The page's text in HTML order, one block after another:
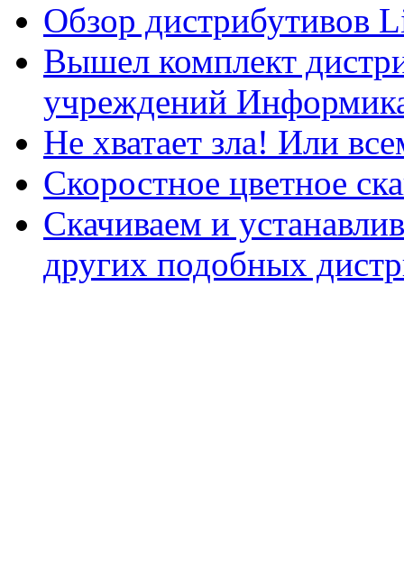
Обзор дистрибутивов
Вышел комплект
учреждений
Не хватает зла! Или
Скоростное цветное
Скачиваем и
других подобных